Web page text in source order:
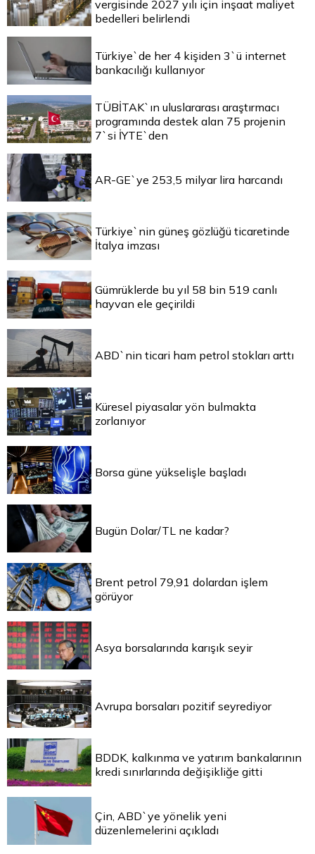
vergisinde 2027 yılı için inşaat maliyet
bedelleri belirlendi
Türkiye`de her 4 kişiden 3`ü internet
bankacılığı kullanıyor
TÜBİTAK`ın uluslararası araştırmacı
programında destek alan 75 projenin
7`si İYTE`den
AR-GE`ye 253,5 milyar lira harcandı
Türkiye`nin güneş gözlüğü ticaretinde
İtalya imzası
Gümrüklerde bu yıl 58 bin 519 canlı
hayvan ele geçirildi
ABD`nin ticari ham petrol stokları arttı
Küresel piyasalar yön bulmakta
zorlanıyor
Borsa güne yükselişle başladı
Bugün Dolar/TL ne kadar?
Brent petrol 79,91 dolardan işlem
görüyor
Asya borsalarında karışık seyir
Avrupa borsaları pozitif seyrediyor
BDDK, kalkınma ve yatırım bankalarının
kredi sınırlarında değişikliğe gitti
Çin, ABD`ye yönelik yeni
düzenlemelerini açıkladı